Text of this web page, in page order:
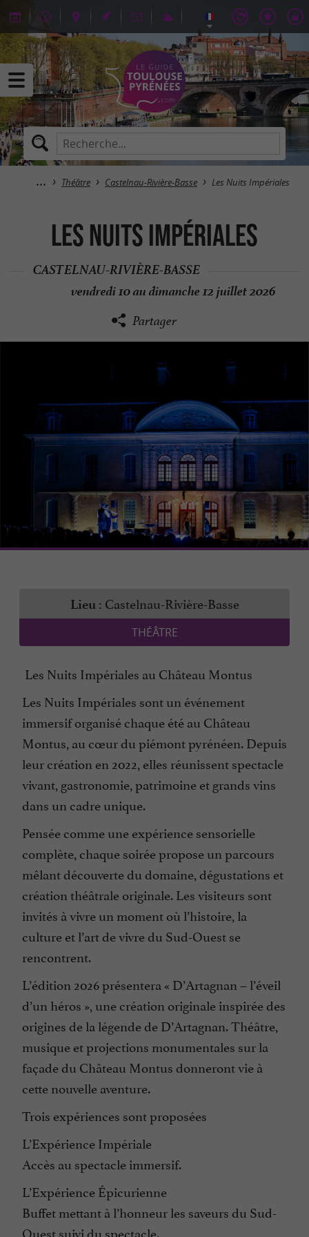
Théâtre Castelnau-Rivière-Basse Les Nuits Impériales
Les Nuits Impériales
CASTELNAU-RIVIÈRE-BASSE
vendredi 10 au dimanche 12 juillet 2026
Partager
Lieu : Castelnau-Rivière-Basse
THÉÂTRE
Les Nuits Impériales au Château Montus
Les Nuits Impériales sont un événement
immersif organisé chaque été au Château
Montus, au cœur du piémont pyrénéen. Depuis
leur création en 2022, elles réunissent spectacle
vivant, gastronomie, patrimoine et grands vins
dans un cadre unique.
Pensée comme une expérience sensorielle
complète, chaque soirée propose un parcours
mêlant découverte du domaine, dégustations et
création théâtrale originale. Les visiteurs sont
invités à vivre un moment où l’histoire, la
culture et l’art de vivre du Sud-Ouest se
rencontrent.
L’édition 2026 présentera « D’Artagnan – l’éveil
d’un héros », une création originale inspirée des
origines de la légende de D’Artagnan. Théâtre,
musique et projections monumentales sur la
façade du Château Montus donneront vie à
cette nouvelle aventure.
Trois expériences sont proposées
L’Expérience Impériale
Accès au spectacle immersif.
L’Expérience Épicurienne
Buffet mettant à l’honneur les saveurs du Sud-
Ouest suivi du spectacle.